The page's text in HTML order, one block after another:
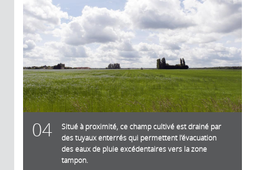
04
Situé à proximité, ce champ cultivé est drainé par
des tuyaux enterrés qui permettent l’évacuation
des eaux de pluie excédentaires vers la zone
tampon.